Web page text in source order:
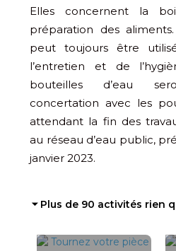
Elles concernent la
préparation des
peut toujours être
l’entretien et de
bouteilles d’eau
concertation avec les
attendant la fin des
au réseau d’eau public,
janvier 2023.
⏷ Plus de 90 activités rien